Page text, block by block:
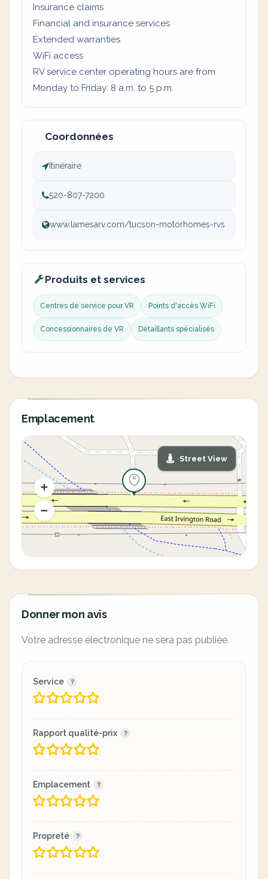
Insurance claims
Financial and insurance services
Extended warranties
WiFi access
RV service center operating hours are from
Monday to Friday: 8 a.m. to 5 p.m.
Coordonnées
Itinéraire
520-807-7200
www.lamesarv.com/tucson-motorhomes-rvs
Produits et services
Centres de service pour VR Points d'accès WiFi
Concessionnaires de VR Détaillants spécialisés
Emplacement
Street View
Donner mon avis
Votre adresse électronique ne sera pas publiée.
Service
Rapport qualité-prix
Emplacement
Propreté